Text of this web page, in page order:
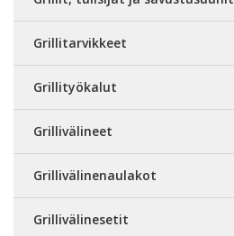
Grillitarvikkeet
Grillityökalut
Grillivälineet
Grillivälinenaulakot
Grillivälinesetit